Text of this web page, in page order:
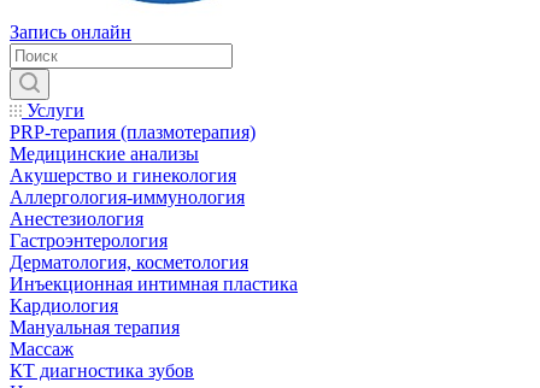
Запись онлайн
Услуги
PRP-терапия (плазмотерапия)
Медицинские анализы
Акушерство и гинекология
Аллергология-иммунология
Анестезиология
Гастроэнтерология
Дерматология, косметология
Инъекционная интимная пластика
Кардиология
Мануальная терапия
Массаж
КТ диагностика зубов